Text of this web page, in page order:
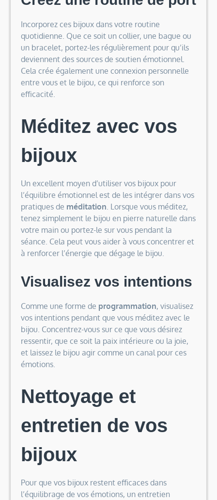
Incorporez ces bijoux dans votre routine
quotidienne. Que ce soit un collier, une bague ou
un bracelet, portez-les régulièrement pour qu’ils
deviennent des sources de soutien émotionnel.
Cela crée également une connexion personnelle
entre vous et le bijou, ce qui renforce son
efficacité.
Méditez avec vos
bijoux
Un excellent moyen d’utiliser vos bijoux pour
l’équilibre émotionnel est de les intégrer dans vos
pratiques de méditation. Lorsque vous méditez,
tenez simplement le bijou en pierre naturelle dans
votre main ou portez-le sur vous pendant la
séance. Cela peut vous aider à vous concentrer et
à renforcer l’énergie que dégage le bijou.
Visualisez vos intentions
Comme une forme de programmation, visualisez
vos intentions pendant que vous méditez avec le
bijou. Concentrez-vous sur ce que vous désirez
ressentir, que ce soit la paix intérieure ou la joie,
et laissez le bijou agir comme un canal pour ces
émotions.
Nettoyage et
entretien de vos
bijoux
Pour que vos bijoux restent efficaces dans
l’équilibrage de vos émotions, un entretien